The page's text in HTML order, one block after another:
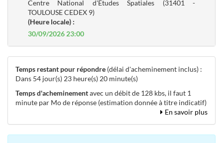
Centre National d'Études Spatiales (31401 -
TOULOUSE CEDEX 9)
(Heure locale) :
30/09/2026 23:00
Temps restant pour répondre (délai d'acheminement inclus) :
Dans 54 jour(s) 23 heure(s) 20 minute(s)
Temps d'acheminementavec un débit de 128 kbs, il faut 1
minute par Mo de réponse (estimation donnée à titre indicatif)
En savoir plus